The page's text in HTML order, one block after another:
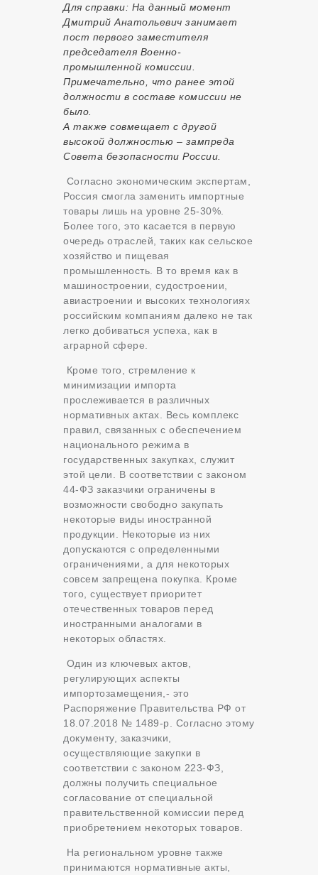
Для справки: На данный момент
Дмитрий Анатольевич занимает
пост первого заместителя
председателя Военно-
промышленной комиссии.
Примечательно, что ранее этой
должности в составе комиссии не
было.
А также совмещает с другой
высокой должностью – зампреда
Совета безопасности России.
Согласно экономическим экспертам,
Россия смогла заменить импортные
товары лишь на уровне 25-30%.
Более того, это касается в первую
очередь отраслей, таких как сельское
хозяйство и пищевая
промышленность. В то время как в
машиностроении, судостроении,
авиастроении и высоких технологиях
российским компаниям далеко не так
легко добиваться успеха, как в
аграрной сфере.
Кроме того, стремление к
минимизации импорта
прослеживается в различных
нормативных актах. Весь комплекс
правил, связанных с обеспечением
национального режима в
государственных закупках, служит
этой цели. В соответствии с законом
44-ФЗ заказчики ограничены в
возможности свободно закупать
некоторые виды иностранной
продукции. Некоторые из них
допускаются с определенными
ограничениями, а для некоторых
совсем запрещена покупка. Кроме
того, существует приоритет
отечественных товаров перед
иностранными аналогами в
некоторых областях.
Один из ключевых актов,
регулирующих аспекты
импортозамещения,- это
Распоряжение Правительства РФ от
18.07.2018 № 1489-р. Согласно этому
документу, заказчики,
осуществляющие закупки в
соответствии с законом 223-ФЗ,
должны получить специальное
согласование от специальной
правительственной комиссии перед
приобретением некоторых товаров.
На региональном уровне также
принимаются нормативные акты,